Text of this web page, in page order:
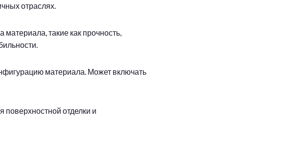
отраслях.
такие как прочность,
материала. Может включать
поверхностной отделки и